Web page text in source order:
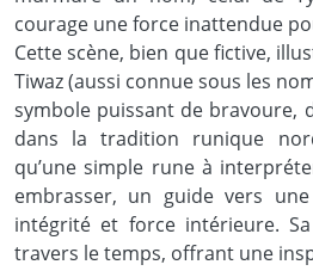
courage une force inattendue
Cette scène, bien que fictive,
Tiwaz (aussi connue sous les
symbole puissant de bravoure,
dans la tradition runique
qu’une simple rune à
embrasser, un guide vers
intégrité et force intérieure.
travers le temps, offrant une